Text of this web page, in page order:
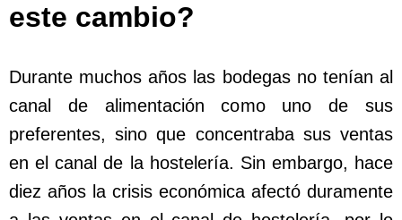
este cambio?
Durante muchos años las bodegas no tenían al
canal de alimentación como uno de sus
preferentes, sino que concentraba sus ventas
en el canal de la hostelería. Sin embargo, hace
diez años la crisis económica afectó duramente